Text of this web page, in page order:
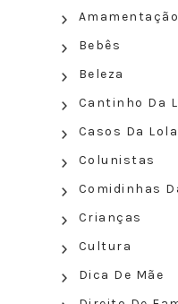
Amamentação
Bebês
Beleza
Cantinho Da
Casos Da Lola
Colunistas
Comidinhas
Crianças
Cultura
Dica De Mãe